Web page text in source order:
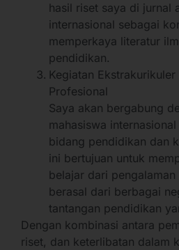
hasil riset saya di jurnal
internasional sebagai
memperkaya literatur
pendidikan.
Kegiatan
Profesional
Saya akan bergabung
mahasiswa
bidang pendidikan dan
ini bertujuan untuk
belajar dari
berasal dari berbagai
tantangan pendidikan
Dengan kombinasi antara
riset, dan keterlibatan dalam